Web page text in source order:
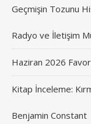
Geçmişin Tozunu
Radyo ve İletişim
Haziran 2026
Kitap İnceleme:
Benjamin Constant